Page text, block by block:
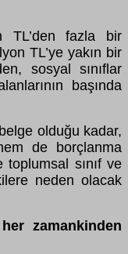
TL’den fazla bir
TL’ye yakın bir
sosyal sınıflar
başında
olduğu kadar,
de borçlanma
toplumsal sınıf ve
neden olacak
zamankinden